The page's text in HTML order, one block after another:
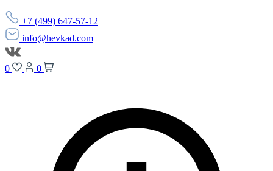
+7 (499) 647-57-12
info@hevkad.com
0 0